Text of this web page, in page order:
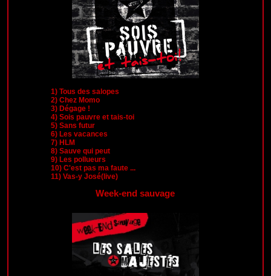
1) Tous des salopes
2) Chez Momo
3) Dégage !
4) Sois pauvre et tais-toi
5) Sans futur
6) Les vacances
7) HLM
8) Sauve qui peut
9) Les pollueurs
10) C'est pas ma faute ...
11) Vas-y José(live)
Week-end sauvage